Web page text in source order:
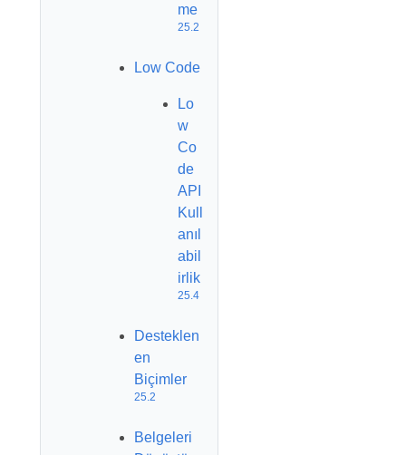
me
25.2
Low Code
Lo
w
Co
de
API
Kull
anıl
abil
irlik
25.4
Desteklen
en
Biçimler
25.2
Belgeleri